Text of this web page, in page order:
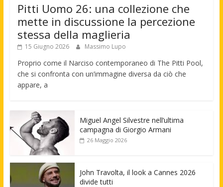
Pitti Uomo 26: una collezione che
mette in discussione la percezione
stessa della maglieria
15 Giugno 2026 Massimo Lupo
Proprio come il Narciso contemporaneo di The Pitti Pool,
che si confronta con un’immagine diversa da ciò che
appare, a
Miguel Angel Silvestre nell’ultima
campagna di Giorgio Armani
26 Maggio 2026
John Travolta, il look a Cannes 2026
divide tutti